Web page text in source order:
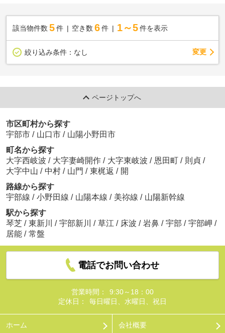
該当物件数 5件 空き数 6 件 1～5 件を表示
絞り込み条件： なし 変更
ページトップへ
市区町村から探す
宇部市 / 山口市 / 山陽小野田市
町名から探す
大字西岐波 / 大字妻崎開作 / 大字東岐波 / 恩田町 / 則貞 /
大字中山 / 中村 / 山門 / 東梶返 / 開
路線から探す
宇部線 / 小野田線 / 山陽本線 / 美祢線 / 山陽新幹線
駅から探す
琴芝 / 東新川 / 宇部新川 / 草江 / 床波 / 岩鼻 / 宇部 / 宇部岬 /
居能 / 常盤
電話でお問い合わせ
営業時間：
9:30～18：00
定休日：
毎日曜日、水曜日、祝日
ホーム 会社概要